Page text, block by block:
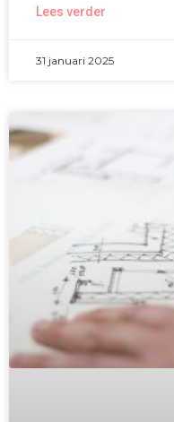
Lees verder
31 januari 2025